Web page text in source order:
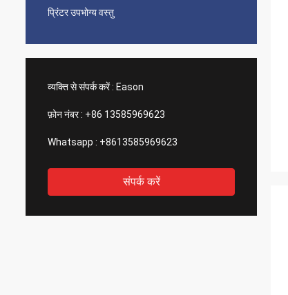
प्रिंटर उपभोग्य वस्तु
व्यक्ति से संपर्क करें : Eason
फ़ोन नंबर : +86 13585969623
Whatsapp : +8613585969623
संपर्क करें